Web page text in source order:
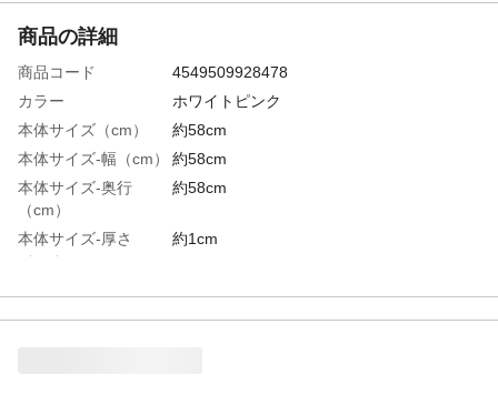
商品の詳細
商品コード
4549509928478
カラー
ホワイトピンク
本体サイズ（cm）
約58cm
本体サイズ-幅（cm）
約58cm
本体サイズ-奥行
（cm）
約58cm
本体サイズ-厚さ
（cm）
約1cm
表地-布組成素材
ポリエチレン